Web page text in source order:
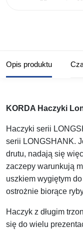
Opis produktu
KORDA Haczyki
Haczyki serii
serii LONGSHANK.
drutu, nadają się
zaczepy warunkują
uszkiem wygiętym
ostrożnie biorące
Haczyk z długim
się do wielu